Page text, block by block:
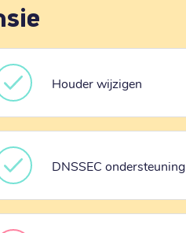
Houder wijzigen
DNSSEC ondersteuning